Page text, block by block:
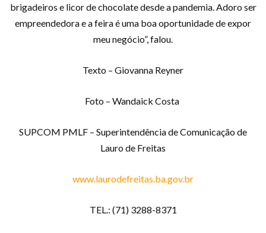
brigadeiros e licor de chocolate desde a pandemia. Adoro ser
empreendedora e a feira é uma boa oportunidade de expor
meu negócio”, falou.
Texto – Giovanna Reyner
Foto – Wandaick Costa
SUPCOM PMLF – Superintendência de Comunicação de
Lauro de Freitas
www.laurodefreitas.ba.gov.br
TEL.: (71) 3288-8371